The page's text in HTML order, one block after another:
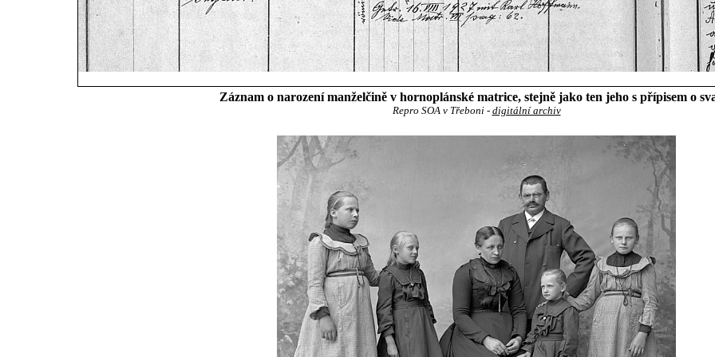
Záznam o narození manželčině v hornoplánské matrice, stejně jako ten jeho s přípisem o
Repro SOA v Třeboni - digitální archiv